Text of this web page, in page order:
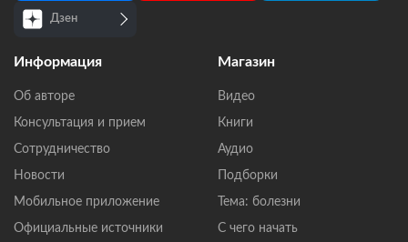
Дзен
Информация
Об авторе
Консультация и прием
Сотрудничество
Новости
Мобильное приложение
Официальные источники
Магазин
Видео
Книги
Аудио
Подборки
Тема: болезни
С чего начать